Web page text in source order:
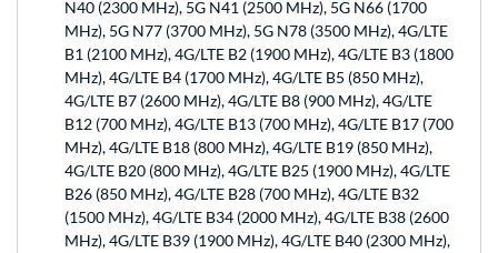
N40 (2300 MHz), 5G N41 (2500 MHz), 5G N66 (1700
MHz), 5G N77 (3700 MHz), 5G N78 (3500 MHz), 4G/LTE
B1 (2100 MHz), 4G/LTE B2 (1900 MHz), 4G/LTE B3 (1800
MHz), 4G/LTE B4 (1700 MHz), 4G/LTE B5 (850 MHz),
4G/LTE B7 (2600 MHz), 4G/LTE B8 (900 MHz), 4G/LTE
B12 (700 MHz), 4G/LTE B13 (700 MHz), 4G/LTE B17 (700
MHz), 4G/LTE B18 (800 MHz), 4G/LTE B19 (850 MHz),
4G/LTE B20 (800 MHz), 4G/LTE B25 (1900 MHz), 4G/LTE
B26 (850 MHz), 4G/LTE B28 (700 MHz), 4G/LTE B32
(1500 MHz), 4G/LTE B34 (2000 MHz), 4G/LTE B38 (2600
MHz), 4G/LTE B39 (1900 MHz), 4G/LTE B40 (2300 MHz),